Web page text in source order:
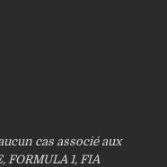
cas associé aux
FORMULA 1, FIA